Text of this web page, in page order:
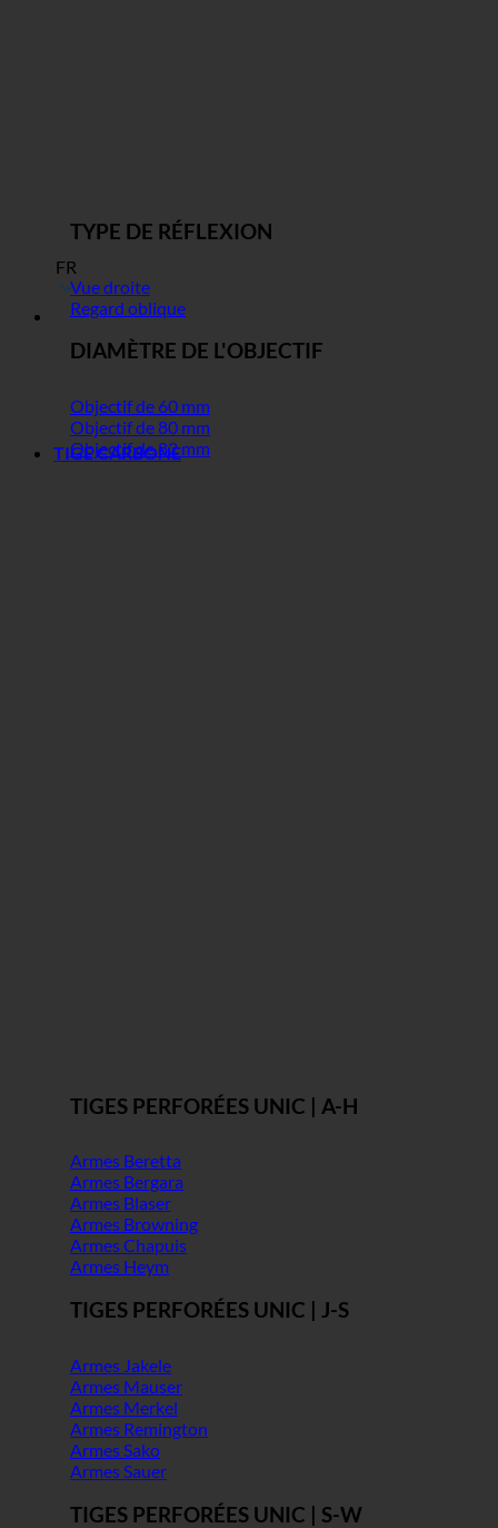
FR
TYPE DE RÉFLEXION
Vue droite
Regard oblique
DIAMÈTRE DE L'OBJECTIF
Objectif de 60 mm
Objectif de 80 mm
Objectif de 82 mm
TIGE CARBONE
TIGES PERFORÉES UNIC | A-H
Armes Beretta
Armes Bergara
Armes Blaser
Armes Browning
Armes Chapuis
Armes Heym
TIGES PERFORÉES UNIC | J-S
Armes Jakele
Armes Mauser
Armes Merkel
Armes Remington
Armes Sako
Armes Sauer
TIGES PERFORÉES UNIC | S-W